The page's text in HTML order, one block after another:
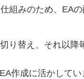
組みのため、EAの
り替え、それ以降
作成に活かしてい